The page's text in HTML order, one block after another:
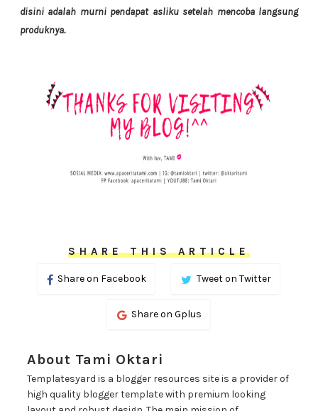
disini adalah murni pendapat asliku setelah mencoba langsung
produknya.
SHARE THIS ARTICLE
Share on Facebook Tweet on Twitter
Share on Gplus
About Tami Oktari
Templatesyard is a blogger resources site is a provider of
high quality blogger template with premium looking